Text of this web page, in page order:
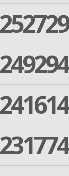
252729
249294
241614
231774